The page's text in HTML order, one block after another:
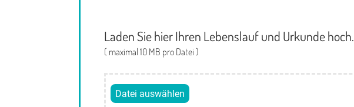
Laden Sie hier Ihren Lebenslauf und Urkunde hoch.
( maximal 10 MB pro Datei )